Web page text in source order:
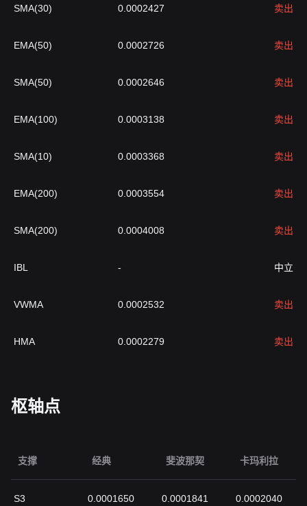
SMA(30) 0.0002427 卖出
EMA(50) 0.0002726 卖出
SMA(50) 0.0002646 卖出
EMA(100) 0.0003138 卖出
SMA(10) 0.0003368 卖出
EMA(200) 0.0003554 卖出
SMA(200) 0.0004008 卖出
IBL - 中立
VWMA 0.0002532 卖出
HMA 0.0002279 卖出
枢轴点
支撑 经典 斐波那契 卡玛利拉
S3 0.0001650 0.0001841 0.0002040